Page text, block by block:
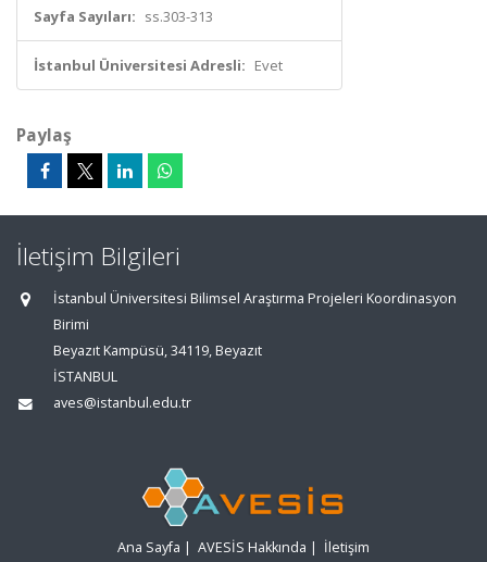
Sayfa Sayıları: ss.303-313
İstanbul Üniversitesi Adresli: Evet
Paylaş
İletişim Bilgileri
İstanbul Üniversitesi Bilimsel Araştırma Projeleri Koordinasyon
Birimi
Beyazıt Kampüsü, 34119, Beyazıt
İSTANBUL
aves@istanbul.edu.tr
Ana Sayfa | AVESİS Hakkında | İletişim